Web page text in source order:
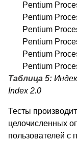
Pentium
Pentium
Pentium
Pentium
Pentium
Pentium
Таблица 5:
Index 2.0
Тесты
целочисленных
пользователей